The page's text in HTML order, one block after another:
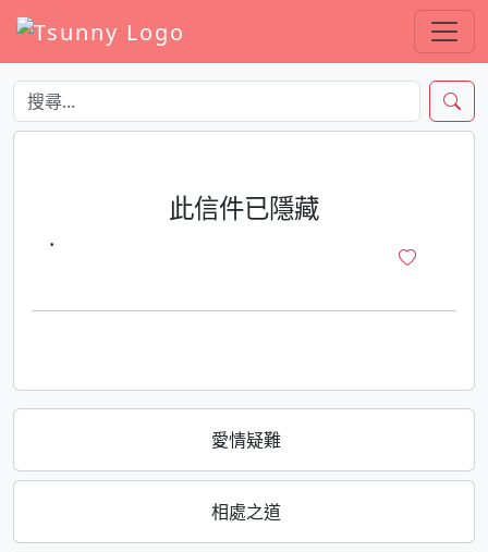
愛情疑難
相處之道
此信件已隱藏
·